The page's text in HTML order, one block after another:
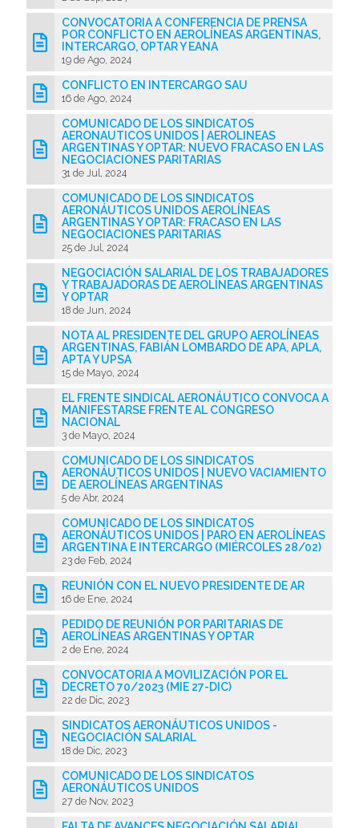
CONVOCATORIA A CONFERENCIA DE PRENSA
POR CONFLICTO EN AEROLÍNEAS ARGENTINAS,
INTERCARGO, OPTAR Y EANA
19 de Ago, 2024
CONFLICTO EN INTERCARGO SAU
16 de Ago, 2024
COMUNICADO DE LOS SINDICATOS
AERONAUTICOS UNIDOS | AEROLINEAS
ARGENTINAS Y OPTAR: NUEVO FRACASO EN LAS
NEGOCIACIONES PARITARIAS
31 de Jul, 2024
COMUNICADO DE LOS SINDICATOS
AERONÁUTICOS UNIDOS AEROLÍNEAS
ARGENTINAS Y OPTAR: FRACASO EN LAS
NEGOCIACIONES PARITARIAS
25 de Jul, 2024
NEGOCIACIÓN SALARIAL DE LOS TRABAJADORES
Y TRABAJADORAS DE AEROLÍNEAS ARGENTINAS
Y OPTAR
18 de Jun, 2024
NOTA AL PRESIDENTE DEL GRUPO AEROLÍNEAS
ARGENTINAS, FABIÁN LOMBARDO DE APA, APLA,
APTA Y UPSA
15 de Mayo, 2024
EL FRENTE SINDICAL AERONÁUTICO CONVOCA A
MANIFESTARSE FRENTE AL CONGRESO
NACIONAL
3 de Mayo, 2024
COMUNICADO DE LOS SINDICATOS
AERONÁUTICOS UNIDOS | NUEVO VACIAMIENTO
DE AEROLÍNEAS ARGENTINAS
5 de Abr, 2024
COMUNICADO DE LOS SINDICATOS
AERONÁUTICOS UNIDOS | PARO EN AEROLÍNEAS
ARGENTINA E INTERCARGO (MIÉRCOLES 28/02)
23 de Feb, 2024
REUNIÓN CON EL NUEVO PRESIDENTE DE AR
16 de Ene, 2024
PEDIDO DE REUNIÓN POR PARITARIAS DE
AEROLÍNEAS ARGENTINAS Y OPTAR
2 de Ene, 2024
CONVOCATORIA A MOVILIZACIÓN POR EL
DECRETO 70/2023 (MIE 27-DIC)
22 de Dic, 2023
SINDICATOS AERONÁUTICOS UNIDOS -
NEGOCIACIÓN SALARIAL
18 de Dic, 2023
COMUNICADO DE LOS SINDICATOS
AERONÁUTICOS UNIDOS
27 de Nov, 2023
@apa_oficial
info@apaeronauticos.org.ar
OTRAS SECCIONES
ELECCIÓN DE DELEGADXS
TURISMO